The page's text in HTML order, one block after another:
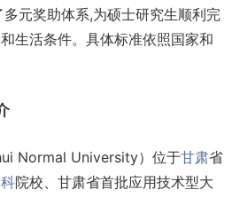
元奖助体系,为硕士研究生顺利完
和生活条件。具体标准依照国家和
Normal University）位于甘肃省
院校、甘肃省首批应用技术型大